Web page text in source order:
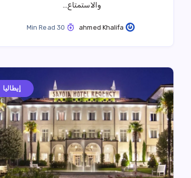
والاستمتاع…
ahmed Khalifa
إيطاليا